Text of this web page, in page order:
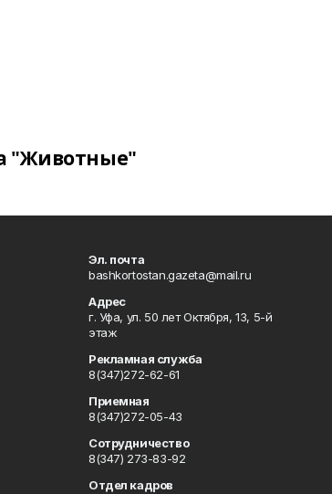
"Животные"
Эл. почта
bashkortostan.gazeta@mail.ru
Адрес
г. Уфа, ул. 50 лет Октября, 13, 5-й
этаж
Рекламная служба
8(347)272-62-61
Приемная
8(347)272-05-43
Сотрудничество
8(347) 273-83-92
Отдел кадров